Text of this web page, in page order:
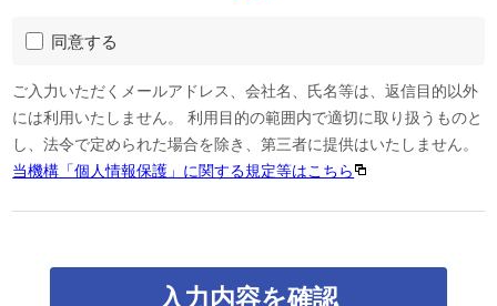
同意する
ご入力いただくメールアドレス、会社名、氏名等は、返信目的以外
には利用いたしません。 利用目的の範囲内で適切に取り扱うものと
し、法令で定められた場合を除き、第三者に提供はいたしません。
当機構「個人情報保護」に関する規定等はこちら